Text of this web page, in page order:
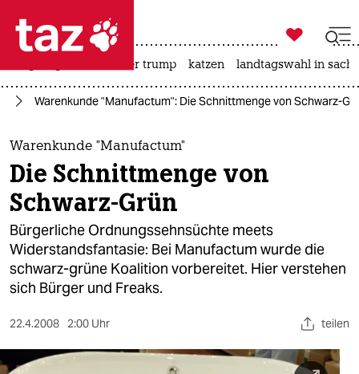
 taz zahl ich
taz zahl ich
themen
politik
öko
gesellschaft
kultur
sport
berlin

taz zahl ich
usa unter trump katzen landtagswahl in
Warenkunde "Manufactum": Die Schnittmenge von Schwarz-
Warenkunde "Manufactum"
Die Schnittmenge von
Schwarz-Grün
Bürgerliche Ordnungssehnsüchte meets
Widerstandsfantasie: Bei Manufactum wurde die
schwarz-grüne Koalition vorbereitet. Hier verstehen
sich Bürger und Freaks.
22.4.2008 2:00 Uhr teilen